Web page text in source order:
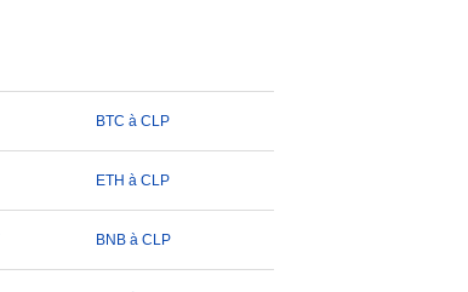
BTC à CLP
ETH à CLP
BNB à CLP